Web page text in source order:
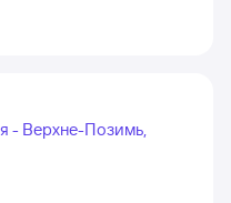
- Верхне-Позимь,